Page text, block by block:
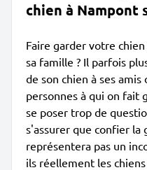
chien à Nampont
Faire garder votre
sa famille ? Il parfois
de son chien à ses amis
personnes à qui on fait
se poser trop de
s'assurer que confier la
représentera pas un
ils réellement les